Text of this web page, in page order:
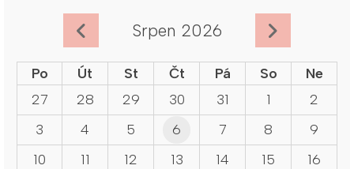
Srpen 2026
Po Út St Čt Pá So
Ne
27
28 29 30 31 1
2
3
4 5 6 7 8
9
10
11 12 13 14 15
16